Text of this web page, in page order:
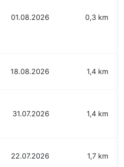
01.08.2026 0,3 km
18.08.2026 1,4 km
31.07.2026 1,4 km
22.07.2026 1,7 km